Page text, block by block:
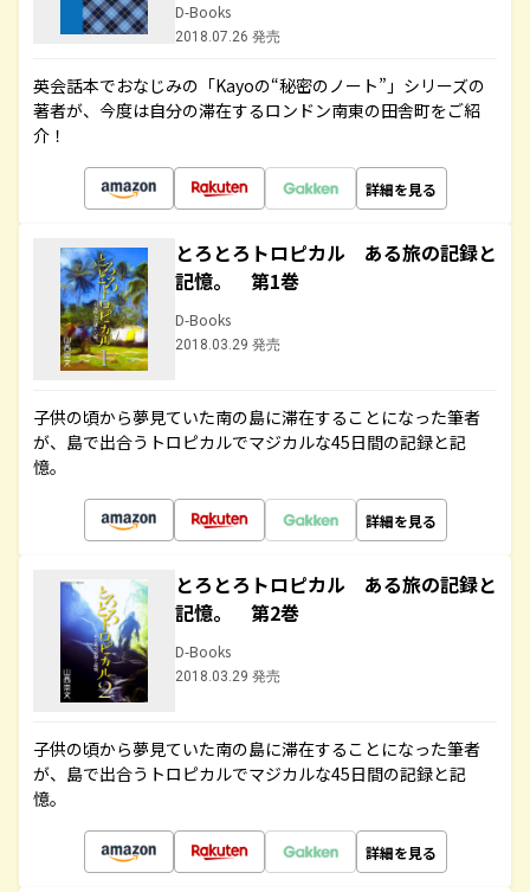
D-Books
2018.07.26 発売
英会話本でおなじみの「Kayoの“秘密のノート”」シリーズの
著者が、今度は自分の滞在するロンドン南東の田舎町をご紹
介！
詳細を見る
とろとろトロピカル ある旅の記録と
記憶。 第1巻
D-Books
2018.03.29 発売
子供の頃から夢見ていた南の島に滞在することになった筆者
が、島で出合うトロピカルでマジカルな45日間の記録と記
憶。
詳細を見る
とろとろトロピカル ある旅の記録と
記憶。 第2巻
D-Books
2018.03.29 発売
子供の頃から夢見ていた南の島に滞在することになった筆者
が、島で出合うトロピカルでマジカルな45日間の記録と記
憶。
詳細を見る